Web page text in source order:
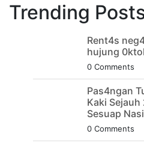
Trending
Rent4s
hujung
0 Comments
Pas4ngan
Kaki Sejauh
Sesuap
0 Comments